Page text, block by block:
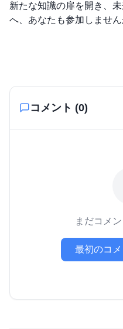
新たな知識の扉を開き、
へ、あなたも参加しません
コメント (0)
まだコメ
最初のコ